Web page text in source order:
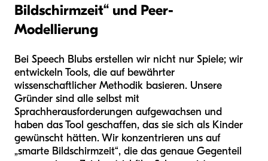
Bildschirmzeit“ und Peer-
Modellierung
Bei Speech Blubs erstellen wir nicht nur Spiele; wir
entwickeln Tools, die auf bewährter
wissenschaftlicher Methodik basieren. Unsere
Gründer sind alle selbst mit
Sprachherausforderungen aufgewachsen und
haben das Tool geschaffen, das sie sich als Kinder
gewünscht hätten. Wir konzentrieren uns auf
„smarte Bildschirmzeit“, die das genaue Gegenteil